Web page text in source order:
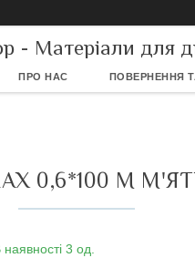
- Матеріали для
ПРО НАС ПОВЕРНЕННЯ
0,6*100 М
наявності 3 од.